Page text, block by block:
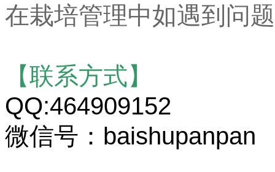
在栽培管理中如遇到问
【联系方式】
QQ:464909152
微信号：baishupanpan